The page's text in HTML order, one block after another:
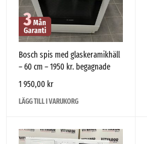
Bosch spis med glaskeramikhäll
– 60 cm – 1950 kr. begagnade
1 950,00 kr
LÄGG TILL I VARUKORG